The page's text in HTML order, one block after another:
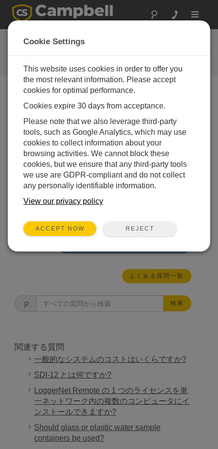
Toggle
よくある質問
当社の製品とソリューションに関
するよくある質問
データロガーに同時に接続できる AM16/32B
マルチプレクサの数はいくつですか?
実用的な最大値は、データロガーの 2 つのCター
ミナルごとに 1 つのマルチプレクサを接続するこ
とです。Cターミナルをマルチプレクサ間で共有
して、接続するマルチプレクサの数を増やすこと
ができます。ただし、ターミナルを共有するに
は、より複雑な配線とプログラミングが必要で
レクサを接続したいユーザーは、Campbell
合わせて支援を受けることをお勧めします。
よくある質問一覧
検索
関連する質問
一般的なシステムのコストはいくらですか?
SDI-12 とは何ですか?
LoggerNet Remote の 1 つのライセンスを単
一ネットワーク内の複数のコンピュータにイ
ンストールできますか?
Should glass or plastic water sample
containers be used?
Cookie Settings
This website uses cookies in order to offer you
the most relevant information. Please accept
cookies for optimal performance.
Cookies expire 30 days from acceptance.
Please note that we also leverage third-party
tools, such as Google Analytics, which may use
cookies to collect information about your
browsing activities. We cannot block these
cookies, but we ensure that any third-party tools
we use are GDPR-compliant and do not collect
any personally identifiable information.
View our privacy policy
ACCEPT NOW REJECT